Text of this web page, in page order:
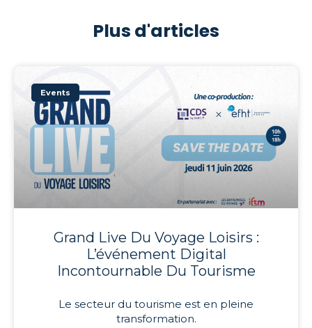
Plus d'articles
Events
Grand Live Du Voyage Loisirs :
L’événement Digital
Incontournable Du Tourisme
Le secteur du tourisme est en pleine
transformation.